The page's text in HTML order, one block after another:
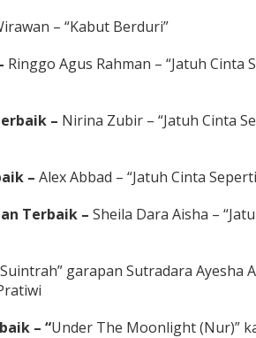
– “Kabut Berduri”
Ringgo Agus Rahman – “Jatuh Cinta
– Nirina Zubir – “Jatuh Cinta
–Alex Abbad – “Jatuh Cinta
Terbaik –Sheila Dara Aisha –
Suintrah” garapan Sutradara Ayesha
– “Under The Moonlight (Nur)”